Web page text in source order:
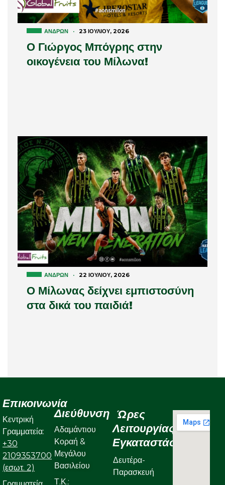
ΑΝΔΡΏΝ · 23 ΙΟΥΛΊΟΥ, 2026
Ο Γιώργος Μπόγρης στην
οικογένεια του Μίλωνα!
ΑΝΔΡΏΝ · 22 ΙΟΥΛΊΟΥ, 2026
Ο Μίλωνας δείχνει εμπιστοσύνη
στα δικά του παιδιά!
Επικοινωνία
Κεντρική
Γραμματεία:
+30
2109353700
(εσωτ. 2)
Διεύθυνση
Αδαμάντιου
Κοραή &
Μεγάλου
Βασιλείου
Τ.Κ.:
Ώρες
Λειτουργίας
Εγκαταστάσεων
Δευτέρα-
Παρασκευή